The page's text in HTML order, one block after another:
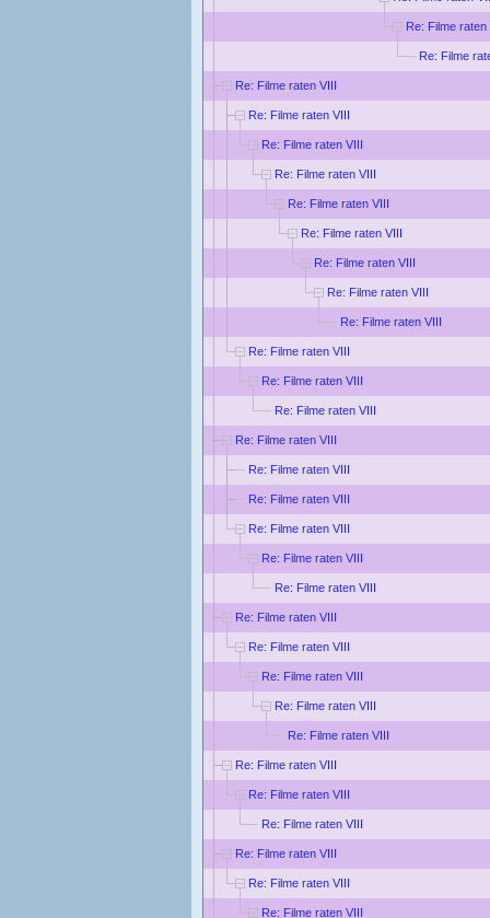
Re: Filme raten
Re: Filme
Re: Filme raten VIII
Re: Filme raten VIII
Re: Filme raten VIII
Re: Filme raten VIII
Re: Filme raten VIII
Re: Filme raten VIII
Re: Filme raten VIII
Re: Filme raten VIII
Re: Filme raten VIII
Re: Filme raten VIII
Re: Filme raten VIII
Re: Filme raten VIII
Re: Filme raten VIII
Re: Filme raten VIII
Re: Filme raten VIII
Re: Filme raten VIII
Re: Filme raten VIII
Re: Filme raten VIII
Re: Filme raten VIII
Re: Filme raten VIII
Re: Filme raten VIII
Re: Filme raten VIII
Re: Filme raten VIII
Re: Filme raten VIII
Re: Filme raten VIII
Re: Filme raten VIII
Re: Filme raten VIII
Re: Filme raten VIII
Re: Filme raten VIII